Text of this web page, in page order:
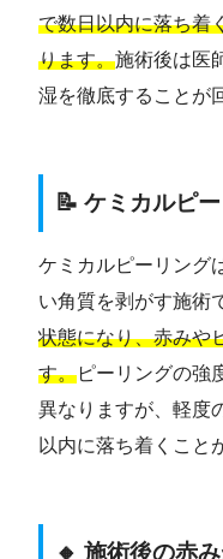
で数日以内に落ち着
ります。施術後は医
湿を徹底することが
📝 ケミカルピ
ケミカルピーリング
い角質を剥がす施術
状態になり、赤みや
す。ピーリングの強
異なりますが、軽度
以内に落ち着くこと
🔸 施術後の赤